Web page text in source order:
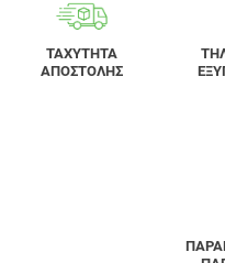
ΤΑΧΥΤΗΤΑ
ΑΠΟΣΤΟΛΗΣ